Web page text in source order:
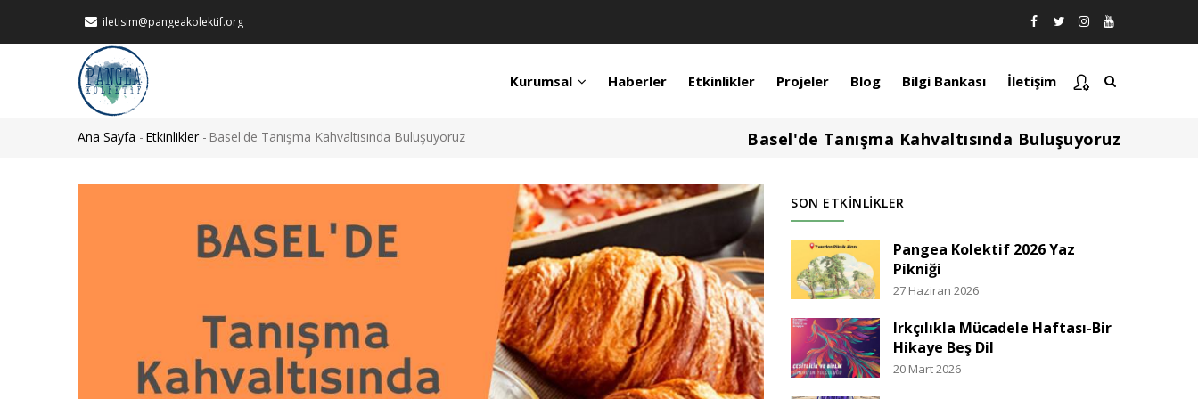
iletisim@pangeakolektif.org
Kurumsal Haberler Etkinlikler Projeler Blog Bilgi Bankası İletişim
Basel'de Tanışma Kahvaltısında Buluşuyoruz
Sayfa
yolu
Ana Sayfa - Etkinlikler - Basel'de Tanışma Kahvaltısında Buluşuyoruz
SON ETKINLIKLER
Pangea Kolektif 2026 Yaz
Pikniği
27 Haziran 2026
Irkçılıkla Mücadele Haftası-Bir
Hikaye Beş Dil
20 Mart 2026